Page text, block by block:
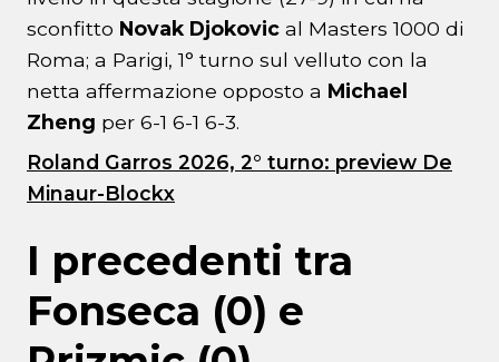
sconfitto Novak Djokovic al Masters 1000 di
Roma; a Parigi, 1° turno sul velluto con la
netta affermazione opposto a Michael
Zheng per 6-1 6-1 6-3.
Roland Garros 2026, 2° turno: preview De
Minaur-Blockx
I precedenti tra
Fonseca (0) e